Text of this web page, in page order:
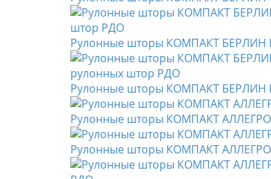
Рулонные шторы КОМПАКТ БЕРЛИН
Рулонные шторы КОМПАКТ БЕРЛИН
Рулонные шторы КОМПАКТ АЛЛЕГРО
Рулонные шторы КОМПАКТ АЛЛЕГРО